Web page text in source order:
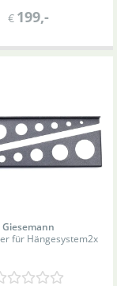
€ 199,-
Giesemann
für Hängesystem2x